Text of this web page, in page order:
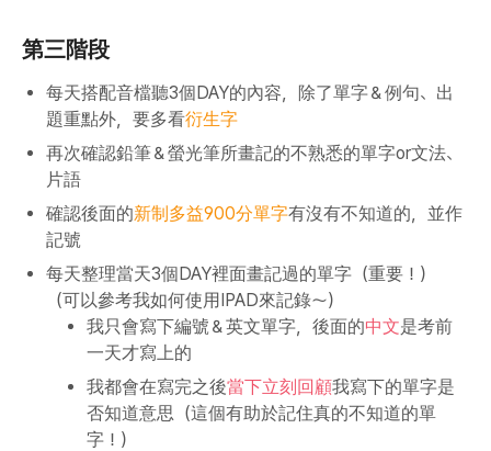
第三階段
每天搭配音檔聽3個DAY的內容，除了單字＆例句、出
題重點外，要多看衍生字
再次確認鉛筆＆螢光筆所畫記的不熟悉的單字or文法、
片語
確認後面的新制多益900分單字有沒有不知道的，並作
記號
每天整理當天3個DAY裡面畫記過的單字（重要！）
（可以參考我如何使用IPAD來記錄～）
我只會寫下編號＆英文單字，後面的中文是考前
一天才寫上的
我都會在寫完之後當下立刻回顧我寫下的單字是
否知道意思（這個有助於記住真的不知道的單
字！）